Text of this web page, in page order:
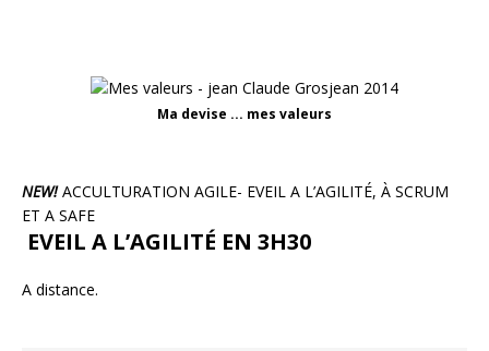
Ma devise ... mes valeurs
NEW!ACCULTURATION AGILE- EVEIL A L’AGILITÉ, À SCRUM
ET A SAFE
EVEIL A L’AGILITÉ EN 3H30
A distance.